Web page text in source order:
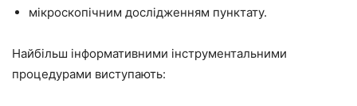
мікроскопічним дослідженням пунктату.
Найбільш інформативними інструментальними
процедурами виступають: